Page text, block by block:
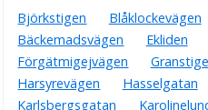
Björkstigen Blåklockevägen
Bäckemadsvägen
Ekliden
Förgätmigejvägen
Harsyrevägen
Hasselgatan
Karlsbergsgatan